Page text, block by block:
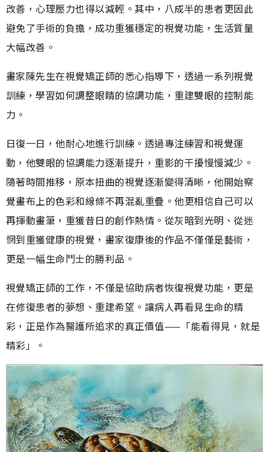
改善，心理壓力也得以減輕。其中，八成半的患者更因此
避免了手術的負擔，成功重獲穩定的視覺功能，生活質量
大幅改善。
畫家陳先生在視覺矯正師的悉心指導下，透過一系列視覺
訓練，學習如何調整眼睛的協調功能，重建雙眼的控制能
力。
日復一日，他耐心地進行訓練。透過專注練習和視覺運
動，他雙眼的協調能力逐漸提升，重影的干擾慢慢減少。
隨著時間推移，原本扭曲的視覺逐漸變得清晰，他開始察
覺畫布上的色彩和線條不再混亂重疊。他更相信自己可以
再揮動畫筆，重獲昔日的創作熱情。從灰暗到光明、從迷
惘到重獲健康的視覺，畫家復康後的作品不僅僅是藝術，
更是一幅生命鬥士的勝利品。
視覺矯正師的工作，不僅是協助病者恢復視覺功能，更是
在修復患者的夢想、重建希望。讓病人再看見生命的精
彩，正是作為醫護所追求的真正價值——「能看得見，就是
精彩」。